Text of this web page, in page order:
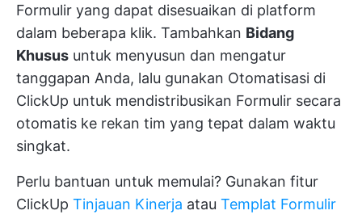
Formulir yang dapat disesuaikan di platform
dalam beberapa klik. Tambahkan Bidang
Khusus untuk menyusun dan mengatur
tanggapan Anda, lalu gunakan Otomatisasi di
ClickUp untuk mendistribusikan Formulir secara
otomatis ke rekan tim yang tepat dalam waktu
singkat.
Perlu bantuan untuk memulai? Gunakan fitur
ClickUp Tinjauan Kinerja atau Templat Formulir